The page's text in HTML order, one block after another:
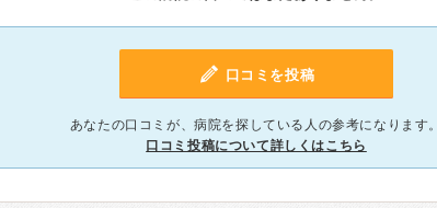
口コミを投稿
あなたの口コミが、病院を探している人の参考になります。
口コミ投稿について詳しくはこちら